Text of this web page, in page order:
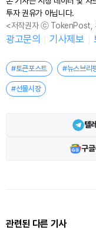
투자 권유가 아닙니다.
<저작권자 ⓒ TokenPost,
광고문의 기사제보
#토큰포스트 #뉴스브리
#선물시장
텔
구
관련된 다른 기사